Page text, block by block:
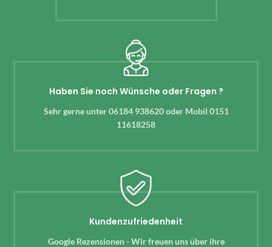
Haben Sie noch Wünsche oder Fragen ?
Sehr gerne unter 06184 938620 oder Mobil 0151
11618258
Kundenzufriedenheit
Google Rezensionen - Wir freuen uns über ihre